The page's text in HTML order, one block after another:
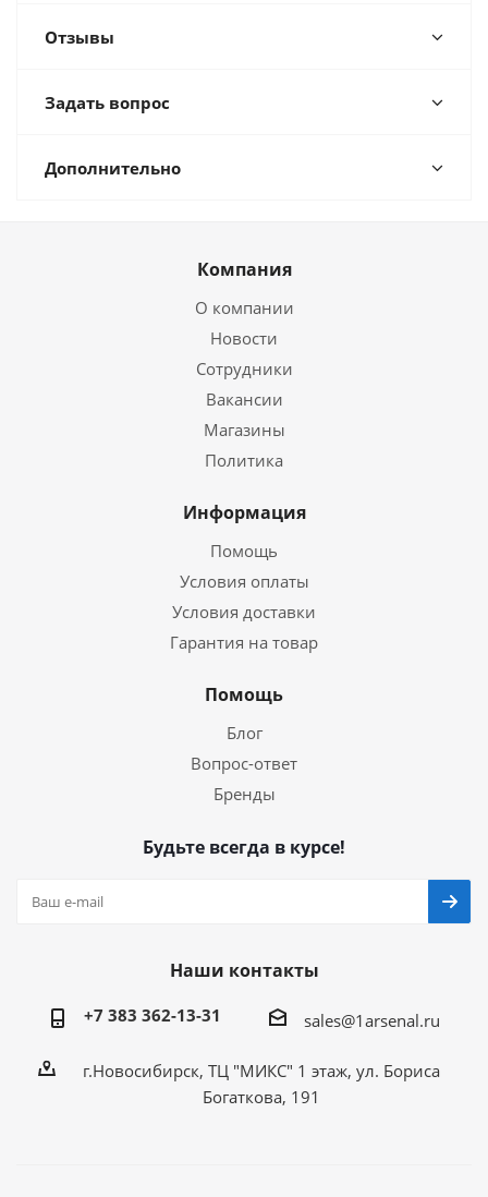
Отзывы
Задать вопрос
Дополнительно
Компания
О компании
Новости
Сотрудники
Вакансии
Магазины
Политика
Информация
Помощь
Условия оплаты
Условия доставки
Гарантия на товар
Помощь
Блог
Вопрос-ответ
Бренды
Будьте всегда в курсе!
Наши контакты
+7 383 362-13-31 sales@1arsenal.ru
г.Новосибирск, ТЦ "МИКС" 1 этаж, ул. Бориса
Богаткова, 191